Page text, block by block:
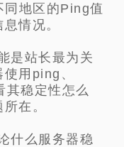
同地区的Ping值
情况。
是站长最为关
用ping、
稳定性怎么
在。
什么服务器稳